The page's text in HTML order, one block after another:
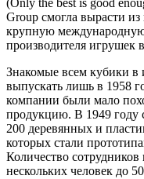
(Only the best is good
Group смогла вырасти
крупную
производителя игрушек
Знакомые всем кубики в
выпускать лишь в 1958
компании были мало
продукцию. В 1949 году
200 деревянных и
которых стали
Количество
нескольких человек до